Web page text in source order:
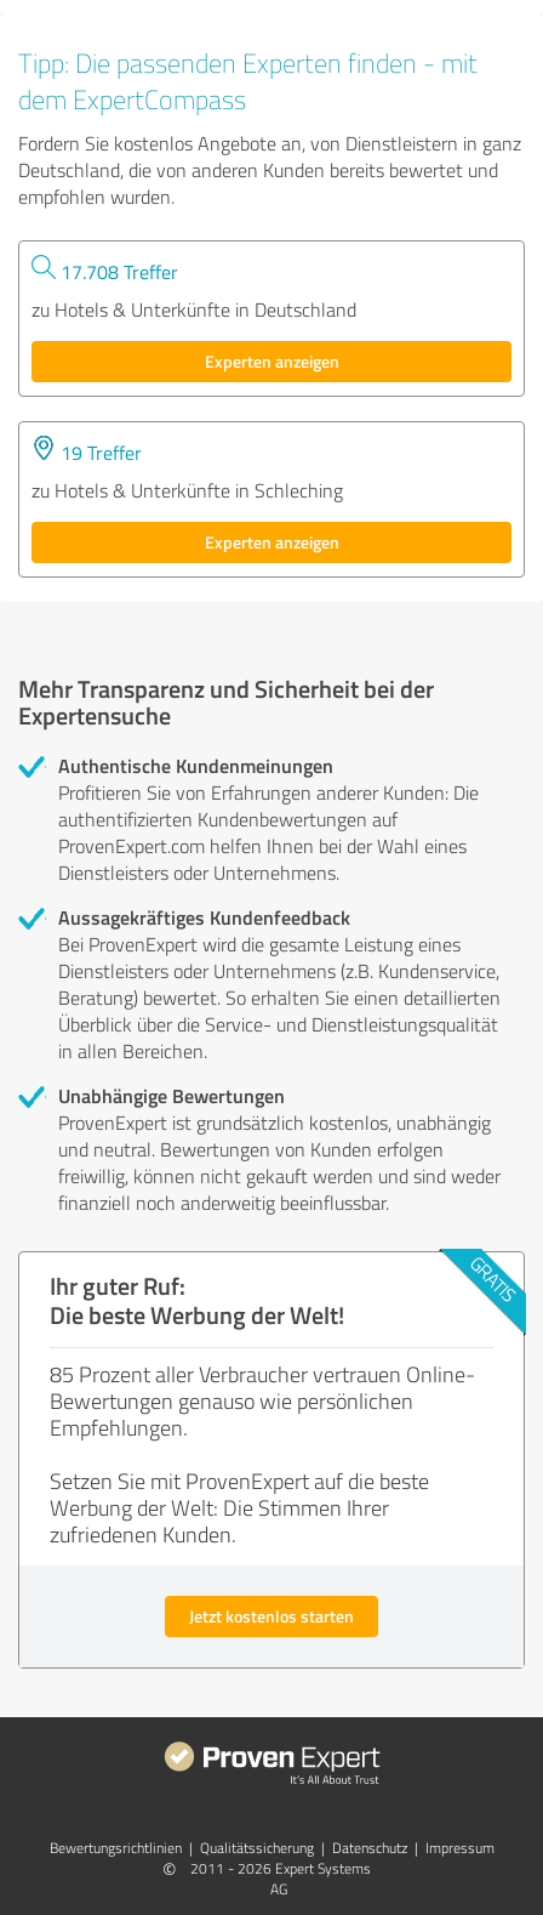
Tipp: Die passenden Experten finden - mit
dem ExpertCompass
Fordern Sie kostenlos Angebote an, von Dienstleistern in ganz
Deutschland, die von anderen Kunden bereits bewertet und
empfohlen wurden.
17.708 Treffer
zu Hotels & Unterkünfte in Deutschland
Experten anzeigen
19 Treffer
zu Hotels & Unterkünfte in Schleching
Experten anzeigen
Mehr Transparenz und Sicherheit bei der
Expertensuche
Authentische Kundenmeinungen
Profitieren Sie von Erfahrungen anderer Kunden: Die
authentifizierten Kundenbewertungen auf
ProvenExpert.com helfen Ihnen bei der Wahl eines
Dienstleisters oder Unternehmens.
Aussagekräftiges Kundenfeedback
Bei ProvenExpert wird die gesamte Leistung eines
Dienstleisters oder Unternehmens (z.B. Kundenservice,
Beratung) bewertet. So erhalten Sie einen detaillierten
Überblick über die Service- und Dienstleistungsqualität
in allen Bereichen.
Unabhängige Bewertungen
ProvenExpert ist grundsätzlich kostenlos, unabhängig
und neutral. Bewertungen von Kunden erfolgen
freiwillig, können nicht gekauft werden und sind weder
finanziell noch anderweitig beeinflussbar.
Ihr guter Ruf:
Die beste Werbung der Welt!
85 Prozent aller Verbraucher vertrauen Online-
Bewertungen genauso wie persönlichen
Empfehlungen.
Setzen Sie mit ProvenExpert auf die beste
Werbung der Welt: Die Stimmen Ihrer
zufriedenen Kunden.
Jetzt kostenlos starten
Bewertungs­richtlinien | Qualitätssicherung | Datenschutz | Impressum
©
2011 - 2026 Expert Systems
AG